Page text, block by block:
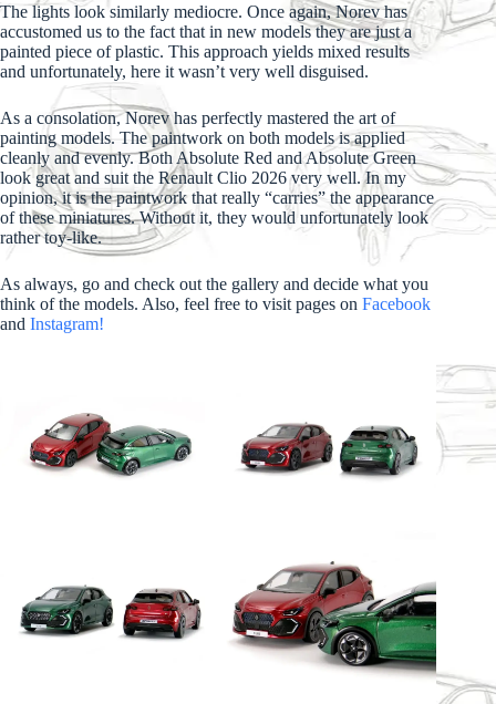
The lights look similarly mediocre. Once again, Norev has
accustomed us to the fact that in new models they are just a
painted piece of plastic. This approach yields mixed results
and unfortunately, here it wasn’t very well disguised.
As a consolation, Norev has perfectly mastered the art of
painting models. The paintwork on both models is applied
cleanly and evenly. Both Absolute Red and Absolute Green
look great and suit the Renault Clio 2026 very well. In my
opinion, it is the paintwork that really “carries” the appearance
of these miniatures. Without it, they would unfortunately look
rather toy-like.
As always, go and check out the gallery and decide what you
think of the models. Also, feel free to visit pages on Facebook
and Instagram!